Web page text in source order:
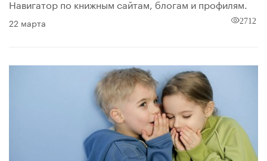
Навигатор по книжным сайтам, блогам и профилям.
22 марта 2712